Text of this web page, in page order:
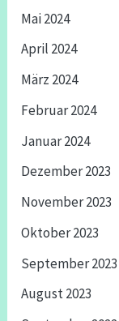
Mai 2024
April 2024
März 2024
Februar 2024
Januar 2024
Dezember 2023
November 2023
Oktober 2023
September 2023
August 2023